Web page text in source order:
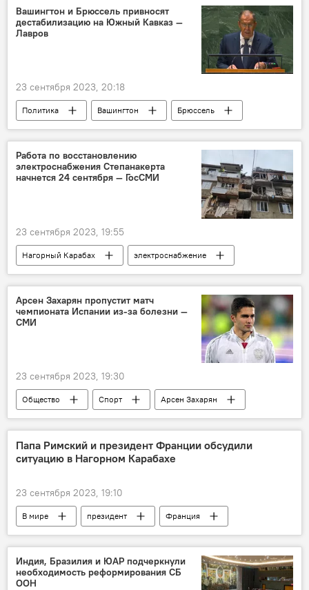
Вашингтон и Брюссель привносят
дестабилизацию на Южный Кавказ —
Лавров
23 сентября 2023, 20:18
Политика Вашингтон
Брюссель
Южный Кавказ
Работа по восстановлению
электроснабжения Степанакерта
начнется 24 сентября — ГосСМИ
23 сентября 2023, 19:55
Нагорный Карабах
электроснабжение
Степанакерт
Общество Политика
Арсен Захарян пропустит матч
чемпионата Испании из-за болезни —
СМИ
23 сентября 2023, 19:30
Общество Спорт
Арсен Захарян
чемпионат
Испания болезнь
Папа Римский и президент Франции обсудили
ситуацию в Нагорном Карабахе
23 сентября 2023, 19:10
В мире президент
Франция
Папа Римский
Франциск
миграция
эвтаназия
Индия, Бразилия и ЮАР подчеркнули
необходимость реформирования СБ
ООН